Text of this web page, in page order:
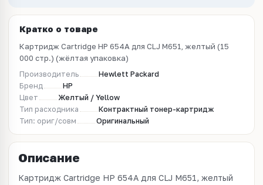
Кратко о товаре
Картридж Cartridge HP 654A для CLJ M651, желтый (15
000 стр.) (жёлтая упаковка)
Производитель
Hewlett Packard
Бренд
HP
Цвет
Желтый / Yellow
Тип расходника
Контрактный тонер-картридж
Тип: ориг/совм
Оригинальный
Описание
Картридж Cartridge HP 654A для CLJ M651, желтый